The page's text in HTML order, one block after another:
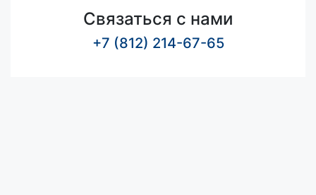
Связаться с нами
+7 (812) 214-67-65